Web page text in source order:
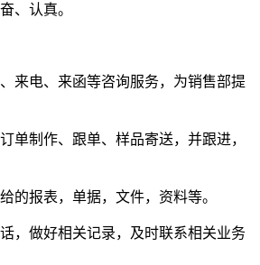
、认真。
来电、来函等咨询服务，为销售部提
单制作、跟单、样品寄送，并跟进，
的报表，单据，文件，资料等。
，做好相关记录，及时联系相关业务